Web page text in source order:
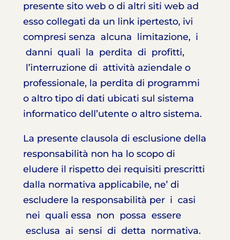
presente sito web o di altri siti web ad
esso collegati da un link ipertesto, ivi
compresi senza alcuna limitazione, i
danni quali la perdita di profitti,
l’interruzione di attività aziendale o
professionale, la perdita di programmi
o altro tipo di dati ubicati sul sistema
informatico dell’utente o altro sistema.
La presente clausola di esclusione della
responsabilità non ha lo scopo di
eludere il rispetto dei requisiti prescritti
dalla normativa applicabile, ne’ di
escludere la responsabilità per i casi
nei quali essa non possa essere
esclusa ai sensi di detta normativa.